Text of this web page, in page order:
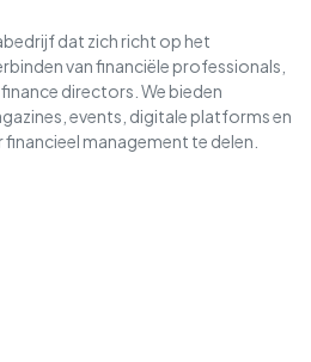
dat zich richt op het
van financiële professionals,
directors. We bieden
events, digitale platforms en
management te delen.